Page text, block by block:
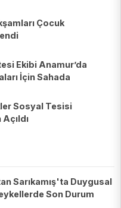
Çocuk
Ekibi Anamur’da
İçin Sahada
Sosyal Tesisi
Sarıkamış'ta Duygusal
Son Durum